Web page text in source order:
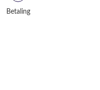
Betaling